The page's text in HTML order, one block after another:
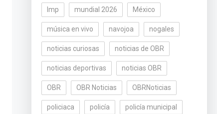
lmp mundial 2026 México
música en vivo navojoa nogales
noticias curiosas noticias de OBR
noticias deportivas noticias OBR
OBR OBR Noticias OBRNoticias
policiaca policía policía municipal